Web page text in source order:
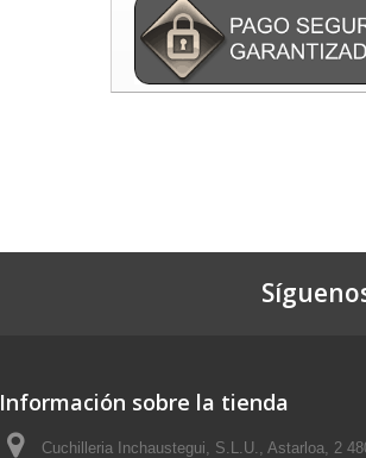
Información sobre la tienda
Cuchilleria Inchaustegui, S.L.U., Astarloa, 2